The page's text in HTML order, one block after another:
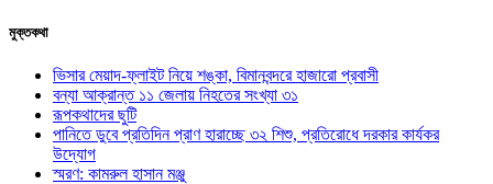
মুক্তকথা
ভিসার মেয়াদ-ফ্লাইট নিয়ে শঙ্কা, বিমানবন্দরে হাজারো প্রবাসী
বন্যা আক্রান্ত ১১ জেলায় নিহতের সংখ্যা ৩১
রূপকথাদের ছুটি
পানিতে ডুবে প্রতিদিন প্রাণ হারাচ্ছে ৩২ শিশু, প্রতিরোধে দরকার কার্যকর
উদ্যোগ
স্মরণ: কামরুল হাসান মঞ্জু